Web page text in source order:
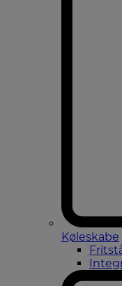
Køleskabe